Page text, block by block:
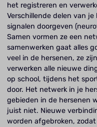
het registreren en
Verschillende delen van
signalen doorgeven
Samen vormen ze een
samenwerken gaat alles
veel in de hersenen, ze
verwerken alle nieuwe
op school, tijdens het
door. Het netwerk in je
gebieden in de hersenen
juist niet. Nieuwe
worden afgebroken,